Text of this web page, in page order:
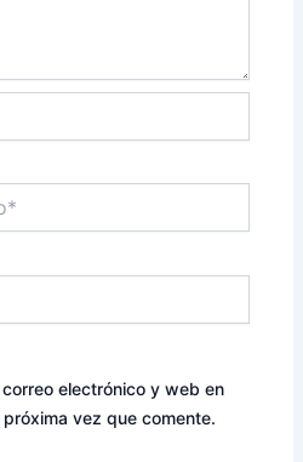
electrónico y web en
vez que comente.